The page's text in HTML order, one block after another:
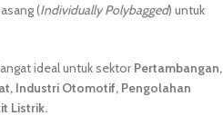
(Individually Polybagged) untuk
ideal untuk sektorPertambangan,
Industri Otomotif, Pengolahan
Listrik.